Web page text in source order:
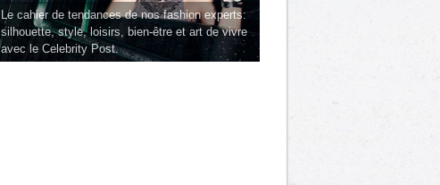
Le cahier de tendances de nos fashion experts:
silhouette, style, loisirs, bien-être et art de vivre
avec le Celebrity Post.